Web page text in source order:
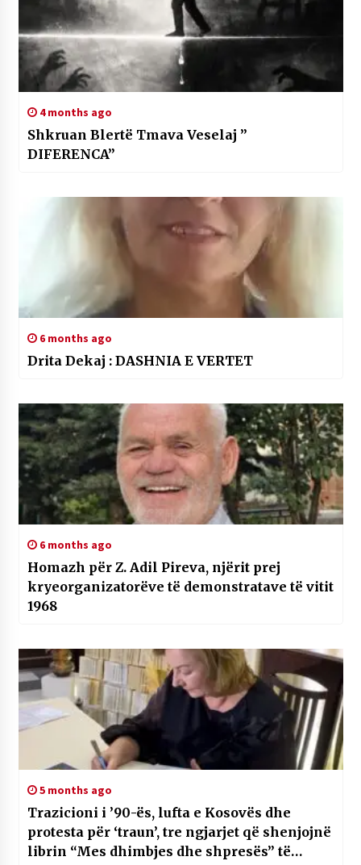
4 months ago
Shkruan Blertë Tmava Veselaj ”
DIFERENCA”
6 months ago
Drita Dekaj : DASHNIA E VERTET
6 months ago
Homazh për Z. Adil Pireva, njërit prej
kryeorganizatorëve të demonstratave të vitit
1968
5 months ago
Trazicioni i ’90-ës, lufta e Kosovës dhe
protesta për ‘traun’, tre ngjarjet që shenjojnë
librin “Mes dhimbjes dhe shpresës” të